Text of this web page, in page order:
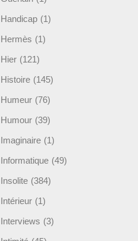
Handicap (1)
Hermès (1)
Hier (121)
Histoire (145)
Humeur (76)
Humour (39)
Imaginaire (1)
Informatique (49)
Insolite (384)
Intérieur (1)
Interviews (3)